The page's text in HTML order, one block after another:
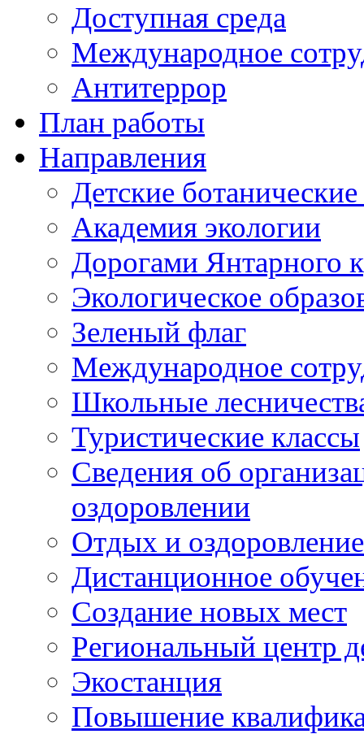
Доступная среда
Международное
Антитеррор
План работы
Направления
Детские
Академия экологии
Дорогами Янтарного
Экологическое
Зеленый флаг
Международное
Школьные
Туристические классы
Сведения об
оздоровлении
Отдых и
Дистанционное
Создание новых мест
Региональный центр
Экостанция
Повышение